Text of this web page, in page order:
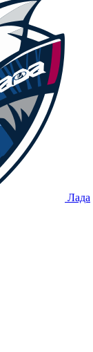
Лада